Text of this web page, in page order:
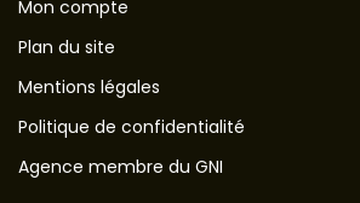
Mon compte
Plan du site
Mentions légales
Politique de confidentialité
Agence membre du GNI